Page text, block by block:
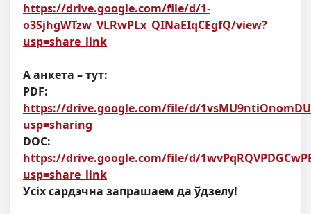
https://drive.google.com/file/d/1-
o3SjhgWTzw_VLRwPLx_QINaEIqCEgfQ/view?
usp=share_link
А анкета – тут:
PDF:
https://drive.google.com/file/d/
usp=sharing
DOC:
https://drive.google.com/file/d/
usp=share_link
Усіх сардэчна запрашаем да ўдзелу!